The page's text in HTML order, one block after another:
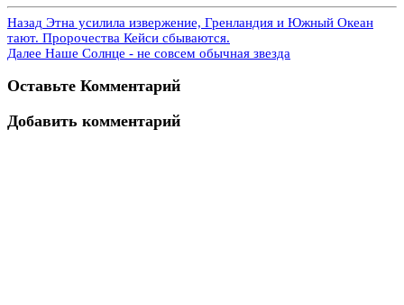
Назад Этна усилила извержение, Гренландия и Южный Океан
тают. Пророчества Кейси сбываются.
Далее Наше Солнце - не совсем обычная звезда
Оставьте Комментарий
Добавить комментарий